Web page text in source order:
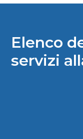
Elenco
servizi